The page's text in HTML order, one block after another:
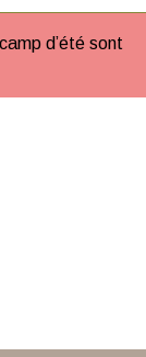
d’été sont